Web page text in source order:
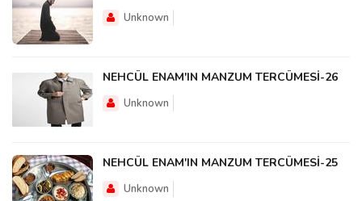
Unknown
NEHCÜL ENAM'IN MANZUM TERCÜMESİ-26
Unknown
NEHCÜL ENAM'IN MANZUM TERCÜMESİ-25
Unknown